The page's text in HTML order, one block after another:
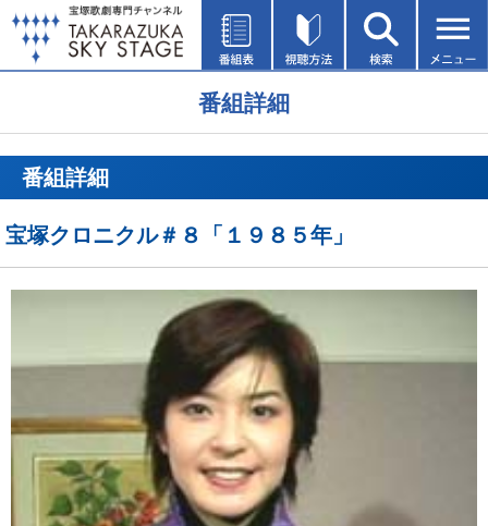
番組詳細
番組詳細
宝塚クロニクル＃８「１９８５年」